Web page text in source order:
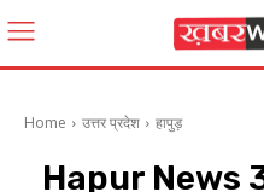
Home उत्तर प्रदेश हापुड़
Hapur News